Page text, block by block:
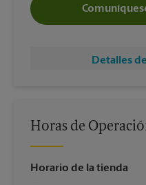
Detalles
Horas de
Horario de la tienda